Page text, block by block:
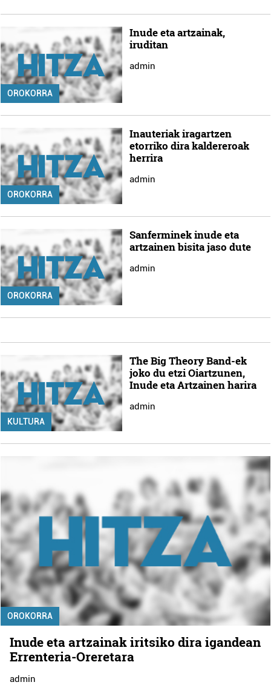
OROKORRA
Inude eta artzainak,
iruditan
admin
OROKORRA
Inauteriak iragartzen
etorriko dira kaldereroak
herrira
admin
OROKORRA
Sanferminek inude eta
artzainen bisita jaso dute
admin
KULTURA
The Big Theory Band-ek
joko du etzi Oiartzunen,
Inude eta Artzainen harira
admin
OROKORRA
Inude eta artzainak iritsiko dira igandean
Errenteria-Oreretara
admin